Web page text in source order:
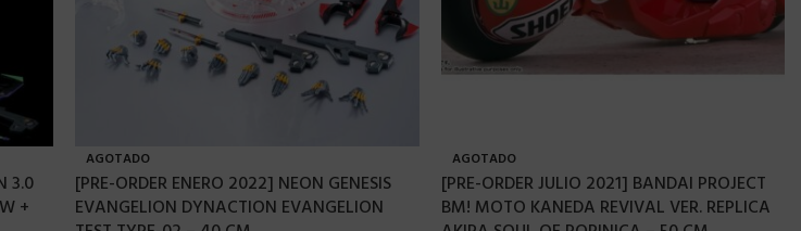
3.0
+
AGOTADO
[PRE-ORDER ENERO 2022] NEON GENESIS
EVANGELION DYNACTION EVANGELION
AGOTADO
[PRE-ORDER JULIO 2021] BANDAI PROJECT
BM! MOTO KANEDA REVIVAL VER. REPLICA